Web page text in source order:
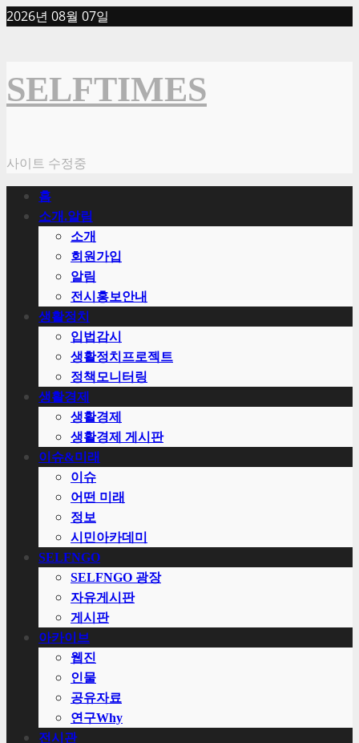
Skip
2026년 08월 07일
SELFTIMES
사이트 수정중
Primary
Menu
홈
소개.알림
소개
회원가입
알림
전시홍보안내
생활정치
입법감시
생활정치프로젝트
정책모니터링
생활경제
생활경제
생활경제 게시판
이슈&미래
이슈
어떤 미래
정보
시민아카데미
SELFNGO
SELFNGO 광장
자유게시판
게시판
아카이브
웹진
인물
공유자료
연구Why
전시관